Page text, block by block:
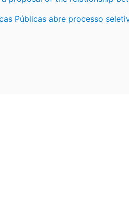
Públicas abre processo